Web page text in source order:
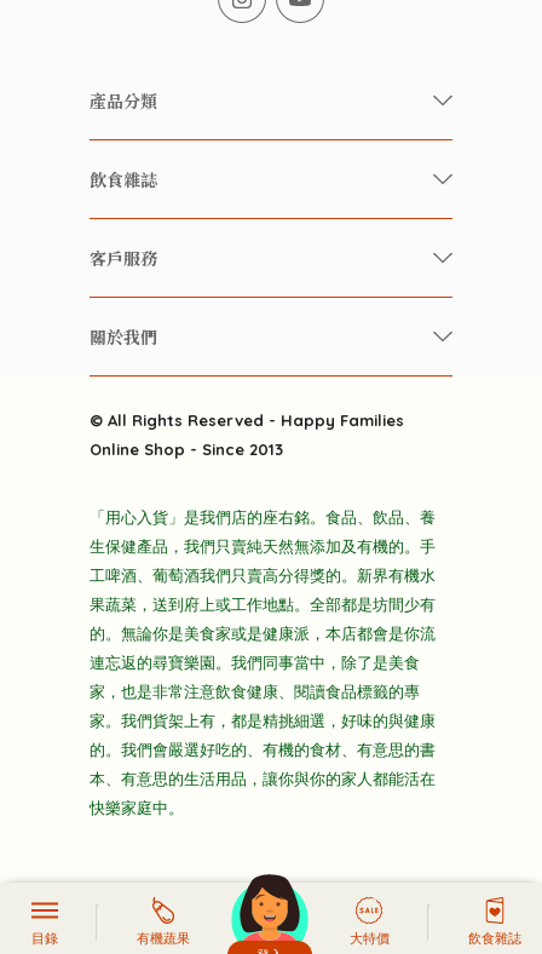
產品分類
有機/無農藥新鮮蔬果
有機 / 無添加飲品
養生保健好東西
酒類
雜貨部
折上折大特價
主頁
飲食雜誌
快樂家庭 飲食雜誌
雲南搜食記
粒粒皆辛苦
快樂電視台
客戶服務
常見問題
關於我們
送貨
隱私政策
© All Rights Reserved - Happy Families
Online Shop - Since 2013
「用心入貨」是我們店的座右銘。食品、飲品、養
生保健產品，我們只賣純天然無添加及有機的。手
工啤酒、葡萄酒我們只賣高分得獎的。新界有機水
果蔬菜，送到府上或工作地點。全部都是坊間少有
的。無論你是美食家或是健康派，本店都會是你流
連忘返的尋寶樂園。我們同事當中，除了是美食
家，也是非常注意飲食健康、閱讀食品標籤的專
家。我們貨架上有，都是精挑細選，好味的與健康
的。我們會嚴選好吃的、有機的食材、有意思的書
本、有意思的生活用品，讓你與你的家人都能活在
快樂家庭中。
目錄
有機蔬果
大特價 飲食雜誌